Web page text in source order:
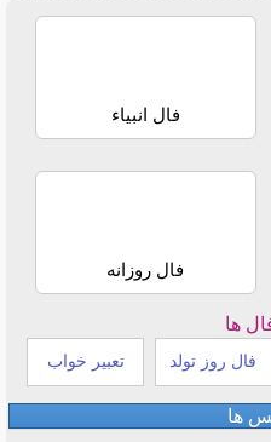
فال انبیاء
فال روزانه
ها
فال روز تولد تعبیر خواب
ها